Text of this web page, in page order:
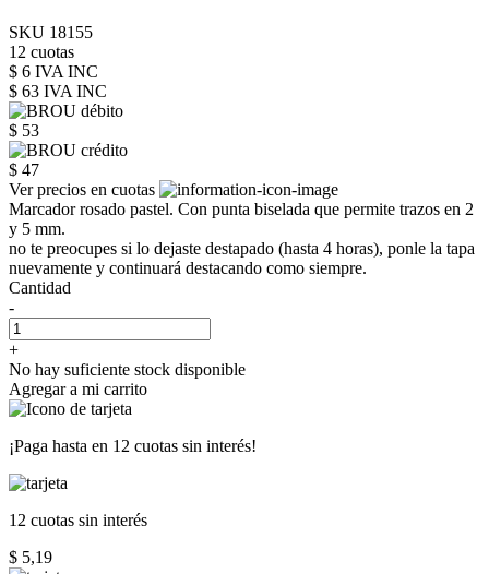
SKU 18155
12 cuotas
$ 6 IVA INC
$ 63 IVA INC
$ 53
$ 47
Ver precios en cuotas
Marcador rosado pastel. Con punta biselada que permite trazos en 2
y 5 mm.
no te preocupes si lo dejaste destapado (hasta 4 horas), ponle la tapa
nuevamente y continuará destacando como siempre.
Cantidad
-
+
No hay suficiente stock disponible
Agregar a mi carrito
¡Paga hasta en 12 cuotas sin interés!
12 cuotas sin interés
$ 5,19